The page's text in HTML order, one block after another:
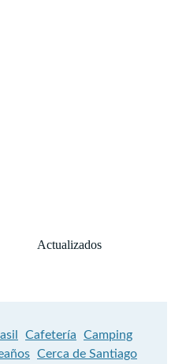
Actualizados
Cafetería
Camping
Cerca de Santiago